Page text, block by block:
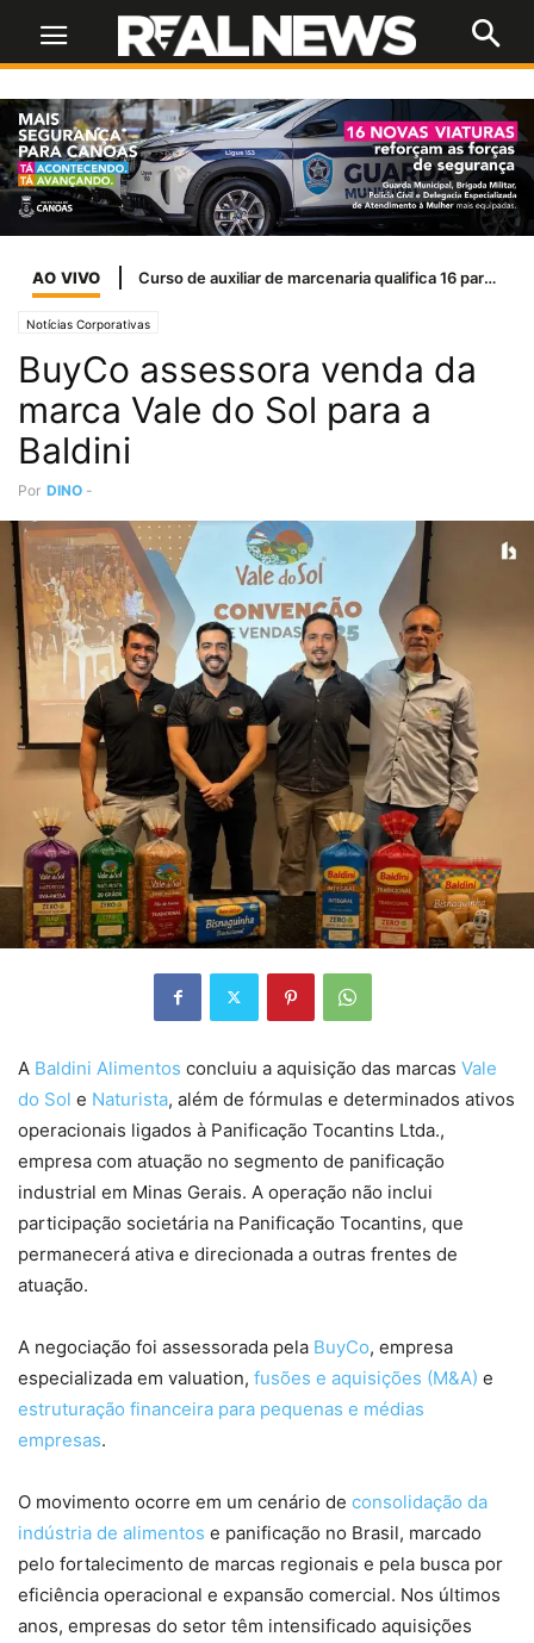
AO VIVO Campanha Nacional de Multivacinação para atualizar vacinas de crianças e adolescentes
Notícias Corporativas
BuyCo assessora venda da
marca Vale do Sol para a
Baldini
Por DINO -
A Baldini Alimentos concluiu a aquisição das marcas Vale
do Sol e Naturista, além de fórmulas e determinados ativos
operacionais ligados à Panificação Tocantins Ltda.,
empresa com atuação no segmento de panificação
industrial em Minas Gerais. A operação não inclui
participação societária na Panificação Tocantins, que
permanecerá ativa e direcionada a outras frentes de
atuação.
A negociação foi assessorada pela BuyCo, empresa
especializada em valuation, fusões e aquisições (M&A) e
estruturação financeira para pequenas e médias
empresas.
O movimento ocorre em um cenário de consolidação da
indústria de alimentos e panificação no Brasil, marcado
pelo fortalecimento de marcas regionais e pela busca por
eficiência operacional e expansão comercial. Nos últimos
anos, empresas do setor têm intensificado aquisições